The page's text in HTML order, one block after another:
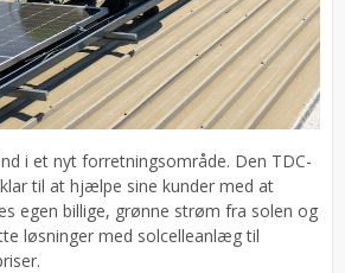
i et nyt forretningsområde. Den TDC-
til at hjælpe sine kunder med at
egen billige, grønne strøm fra solen og
løsninger med solcelleanlæg til